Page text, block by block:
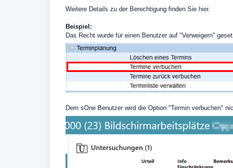
Weitere Details zu der Berechtigung finden Sie hier.
Beispiel:
Das Recht wurde für einen Benutzer auf "Verweigern"
Dem sOne Benutzer wird die Option "Termin verbuchen"